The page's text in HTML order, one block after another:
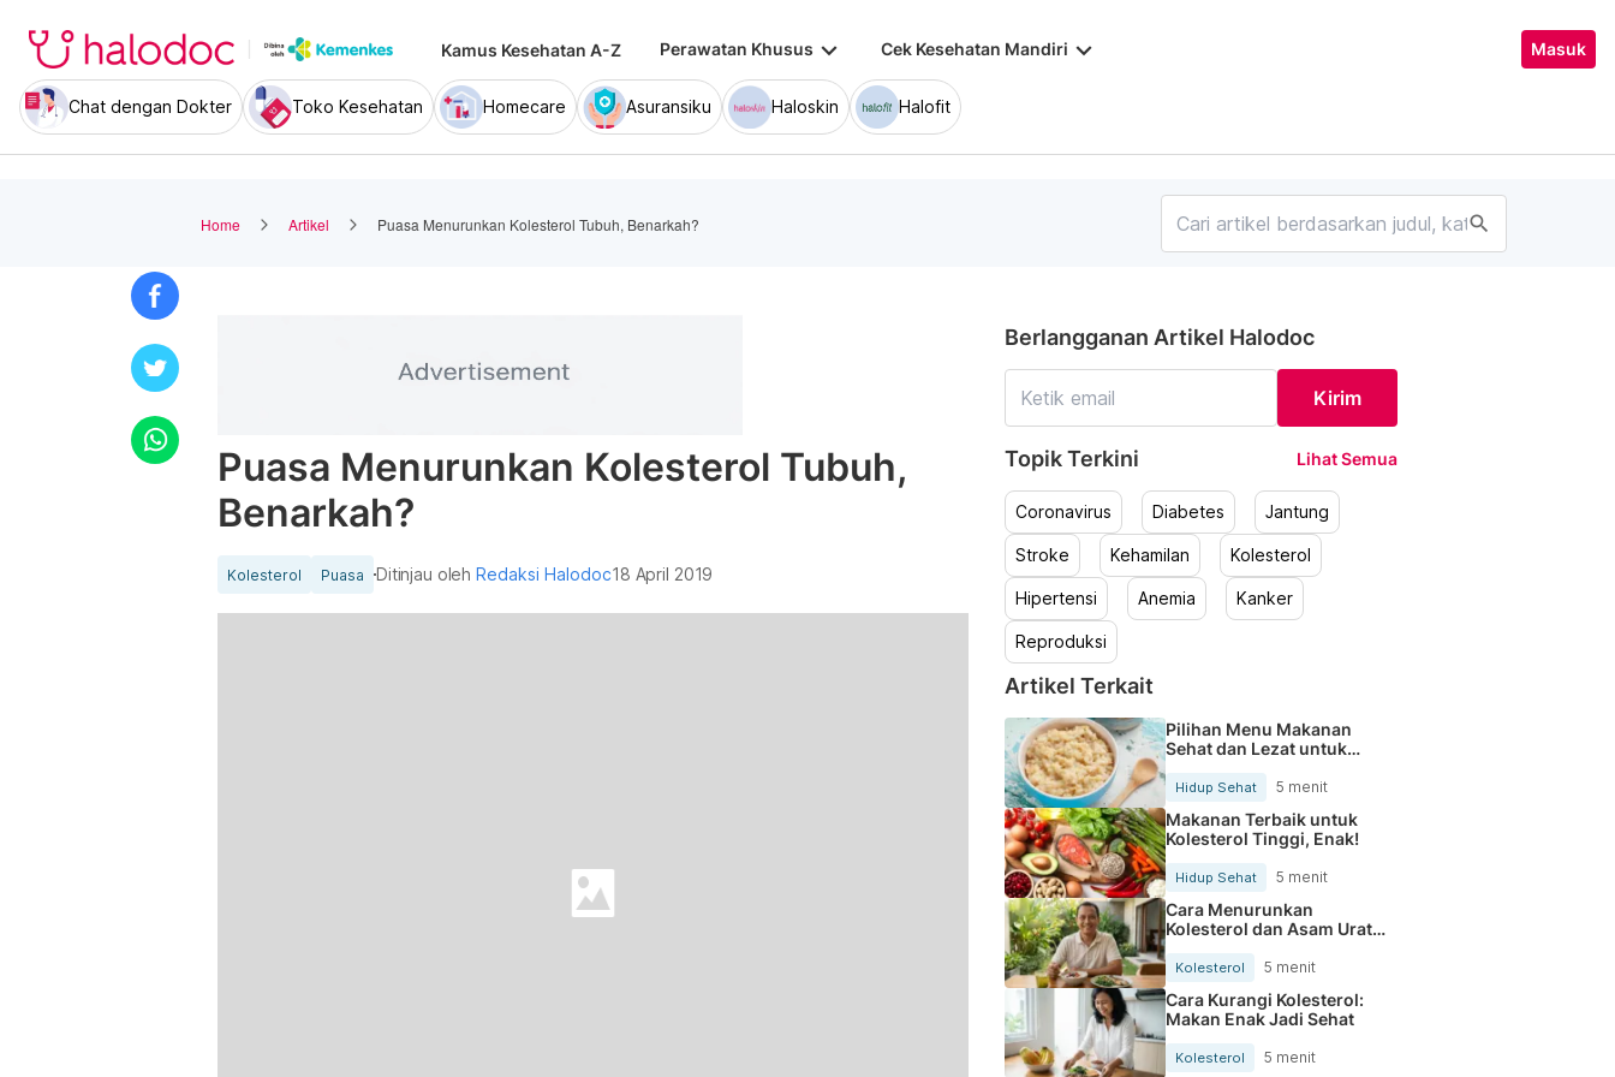
Kamus Kesehatan A-Z Perawatan Khusus keyboard_arrow_down Cek Kesehatan Mandiri keyboard_arrow_down Masuk
Chat dengan Dokter Toko Kesehatan Homecare Asuransiku Haloskin Halofit
Home Artikel Puasa Menurunkan Kolesterol Tubuh, Benarkah? search
Puasa Menurunkan Kolesterol Tubuh,
Benarkah?
Kolesterol Puasa Ditinjau olehRedaksi Halodoc18 April 2019
Berlangganan Artikel Halodoc
Kirim
Topik Terkini Lihat Semua
Coronavirus Diabetes Jantung
Stroke Kehamilan Kolesterol
Hipertensi Anemia Kanker
Reproduksi
Artikel Terkait
Pilihan Menu Makanan
Sehat dan Lezat untuk
Mengurangi Kolesterol
Hidup Sehat 5 menit
Makanan Terbaik untuk
Kolesterol Tinggi, Enak!
Hidup Sehat 5 menit
Cara Menurunkan
Kolesterol dan Asam Urat
Secara Alami
Kolesterol 5 menit
Cara Kurangi Kolesterol:
Makan Enak Jadi Sehat
Kolesterol 5 menit